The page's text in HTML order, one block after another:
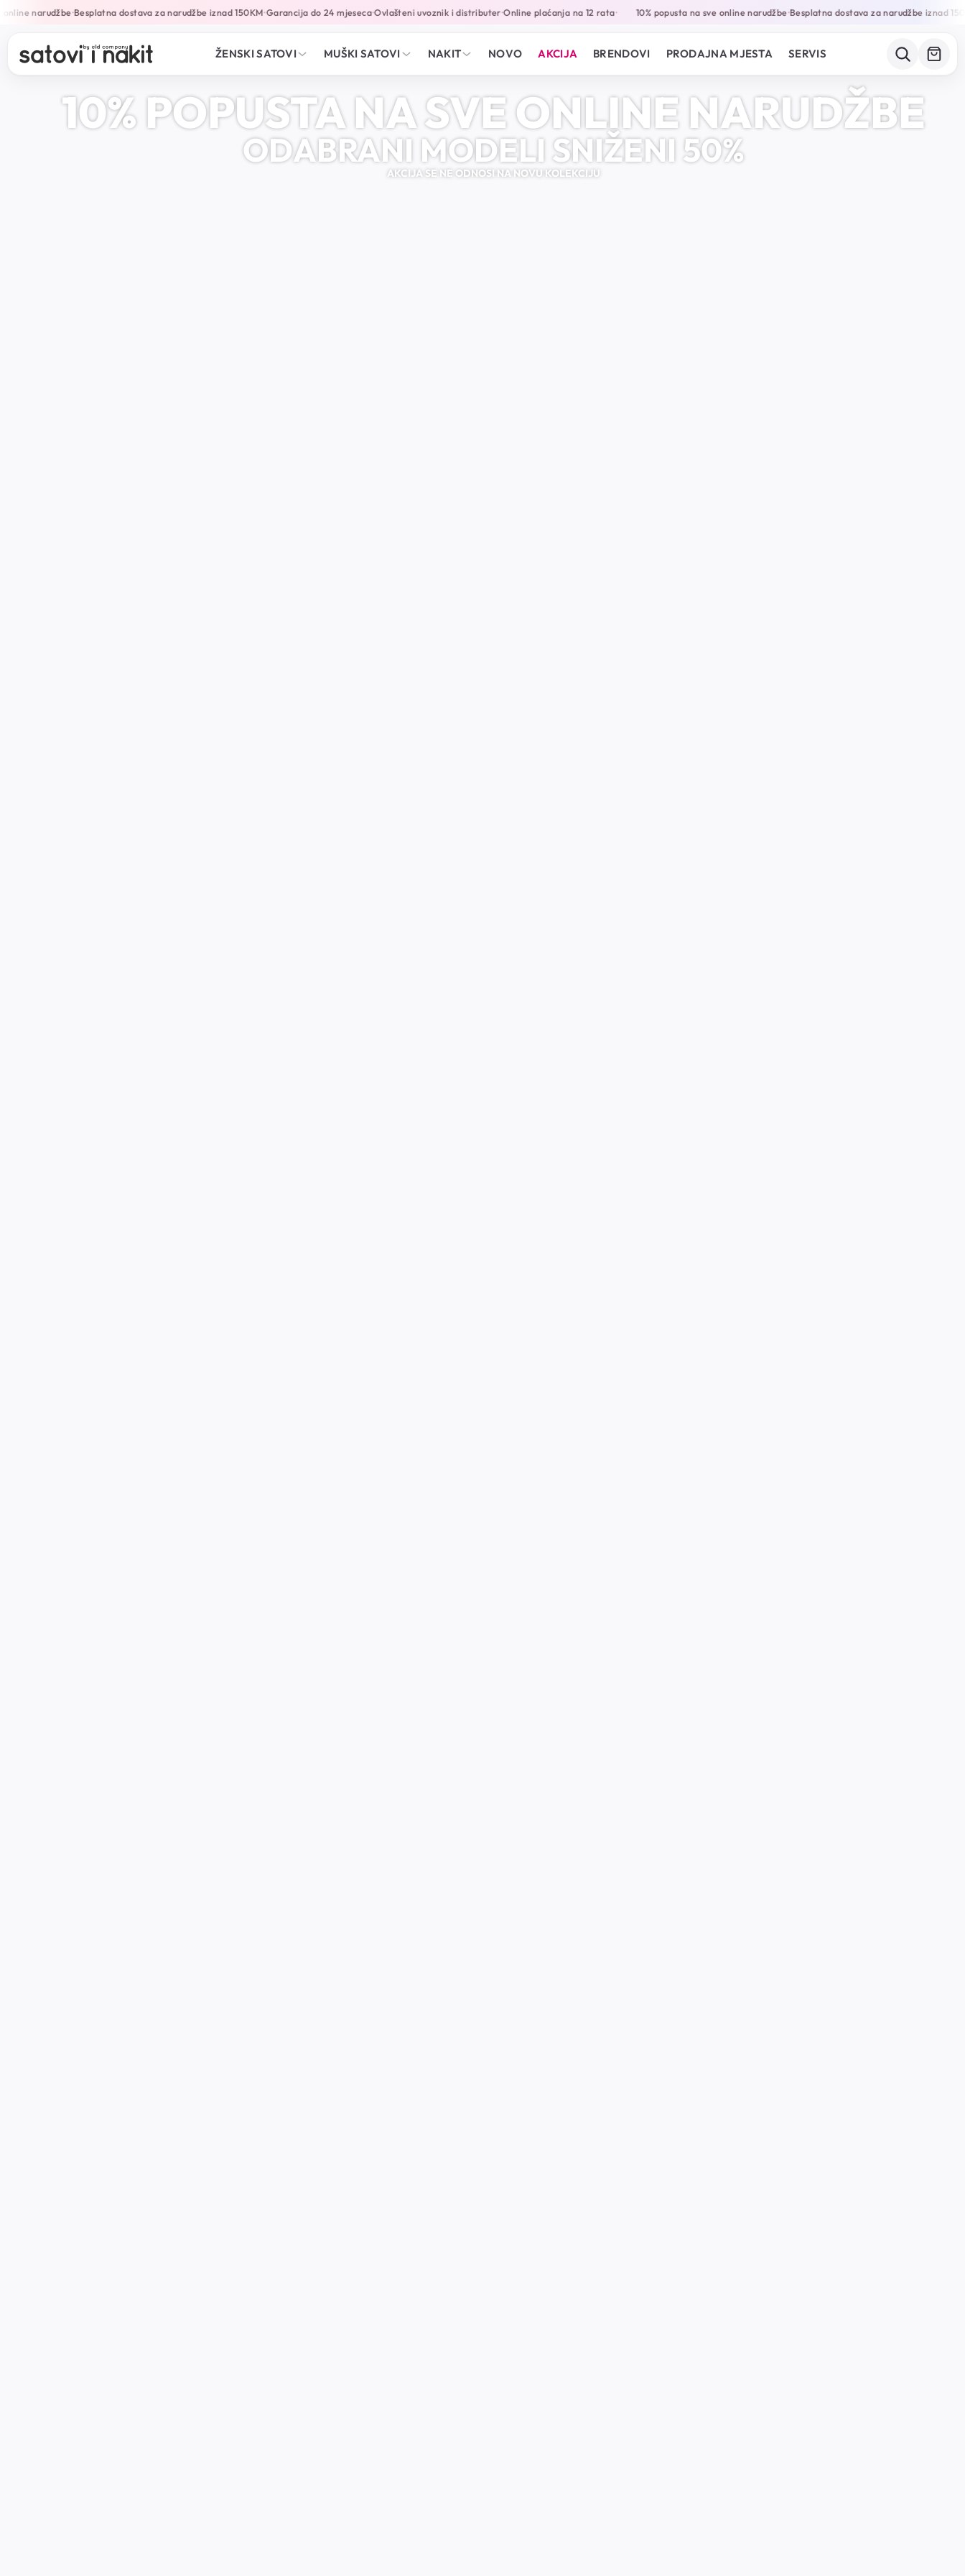
narudžbe•Besplatna dostava za narudžbe iznad 150KM•Garancija do 24 mjeseca•Ovlašteni uvoznik i distributer•Online plaćanja na 12 rata• 10% popusta na sve online narudžbe•Besplatna dostava za narudžbe iznad 150KM
ŽENSKI SATOVI MUŠKI SATOVI NAKIT NOVO AKCIJA BRENDOVI PRODAJNA MJESTA SERVIS
10% POPUSTA NA SVE ONLINE NARUDŽBE
ODABRANI MODELI SNIŽENI 50%
AKCIJA SE NE ODNOSI NA NOVU KOLEKCIJU